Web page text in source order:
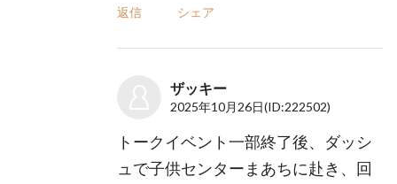
返信 シェア
ザッキー
2025年10月26日(ID:222502)
トークイベント一部終了後、ダッシ
ュで子供センターまあちに赴き、回